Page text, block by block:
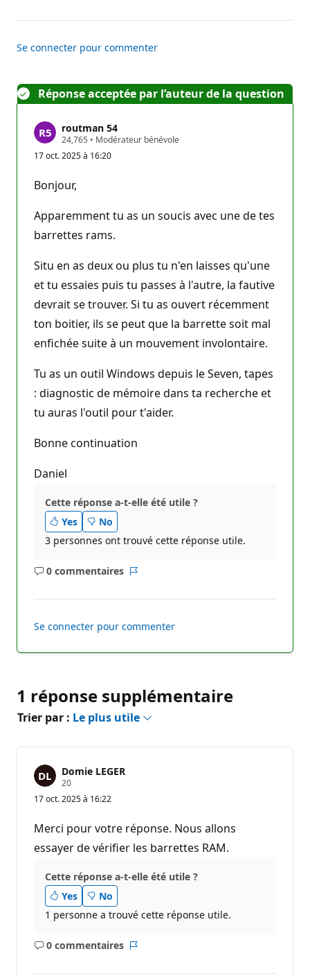
Se connecter pour commenter
Réponse acceptée par l’auteur de la question
routman 54
24,765 P
e
r
é
p
t
t
o
• Modérateur bénévole
17 oct. 2025 à 16:20
Bonjour,
Apparemment tu as un soucis avec une de tes
barrettes rams.
Situ en as deux ou plus tu n'en laisses qu'une
et tu essaies puis tu passes à l'autre, la fautive
devrait se trouver. Si tu as ouvert récemment
ton boitier, ils se peut que la barrette soit mal
enfichée suite à un mouvement involontaire.
Tu as un outil Windows depuis le Seven, tapes
: diagnostic de mémoire dans ta recherche et
tu auras l'outil pour t'aider.
Bonne continuation
Daniel
Cette réponse a-t-elle été utile ?
Yes
No
3 personnes ont trouvé cette réponse utile.
0 commentaires
Aucun
Se connecter pour commenter
1 réponse supplémentaire
Trier par : Le plus utile
Domie LEGER
20P
i
t
s
d
e
é
p
u
t
a
o
17 oct. 2025 à 16:22
Merci pour votre réponse. Nous allons
essayer de vérifier les barrettes RAM.
Cette réponse a-t-elle été utile ?
Yes
No
1 personne a trouvé cette réponse utile.
0 commentaires
Aucun